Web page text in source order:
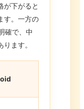
が下がると
す。一方の
確で、中
ます。